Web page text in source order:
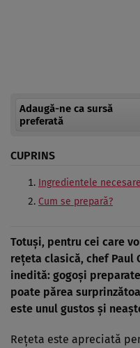
Adaugă-ne ca sursă
preferată
CUPRINS
Ingredientele
Cum se prepară?
Totuși, pentru cei care
rețeta clasică, chef Paul
inedită: gogoși
poate părea
este unul gustos și
Rețeta este apreciată